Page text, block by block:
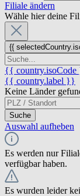
Filiale ändern
Wähle hier deine
{{
{{
{{ country.label }}
Keine Länder
Suche
Auswahl aufheben
Es werden nur
verfügbar haben.
Es wurden leider